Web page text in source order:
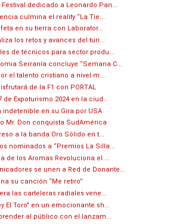
Festival dedicado a Leonardo Pan...
culmina el reality “La Tie...
en su tierra con Laborator...
los retos y avances del turi...
de técnicos para sector produ...
Serranía concluye “Semana C...
el talento cristiano a nivel m...
de la F1 con PORTAL
de Expoturismo 2024 en la ciud...
en su Gira por USA
Mr. Don conquista SudAmérica
a la banda Oro Sólido en t...
nominados a “Premios La Silla...
de los Aromas Revoluciona el ...
se unen a Red de Donante...
su canción “Me retiro”
las carteleras radiales vene...
El Toro" en un emocionante sh...
al público con el lanzam...